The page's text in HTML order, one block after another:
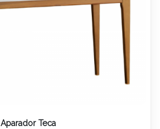
Aparador Teca